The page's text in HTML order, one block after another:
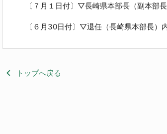
〔７月１日付〕▽長崎県本部長（副本部
〔６月30日付〕▽退任（長崎県本部長）
keyboard_arrow_left トップへ戻る